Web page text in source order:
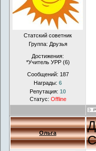
Статский советник
Группа: Друзья
Достижения:
*Учитель УРР (6)
Сообщений: 187
Награды: 6
Репутация: 10
Статус: Offline
Ольга